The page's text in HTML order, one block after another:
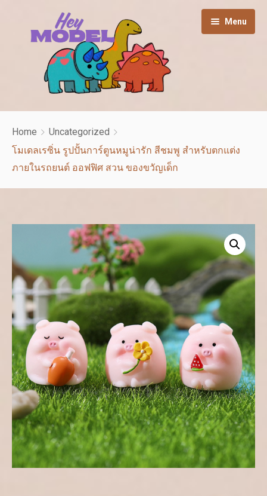
Menu
Shop
Home
Uncategorized
โมเดลเรซิ่น รูปปั้นการ์ตูนหมูน่ารัก สีชมพู สําหรับตกแต่ง
ภายในรถยนต์ ออฟฟิศ สวน ของขวัญเด็ก